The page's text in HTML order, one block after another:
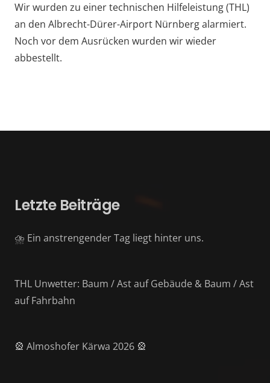
Wir wurden zu einer technischen Hilfeleistung (THL)
an den Albrecht-Dürer-Airport Nürnberg alarmiert.
Noch vor dem Ausrücken wurden wir wieder
abbestellt.
Letzte Beiträge
⛈️ Ein anstrengender Tag liegt hinter uns.
THL Unwetter: Baum / Ast auf Gebäude & Baum / Ast
auf Fahrbahn
🎡 Almoshofer Kärwa 2026 🎡